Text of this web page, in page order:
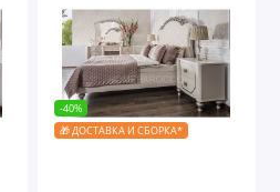
-40%
🎁 ДОСТАВКА И СБОРКА*